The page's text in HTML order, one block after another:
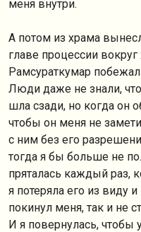
меня внутри.
А потом из храма
главе процессии
Рамсураткумар
Люди даже не знали,
шла сзади, но когда он
чтобы он меня не
с ним без его
тогда я бы больше не
пряталась каждый раз,
я потеряла его из виду
покинул меня, так и не
И я повернулась, чтобы